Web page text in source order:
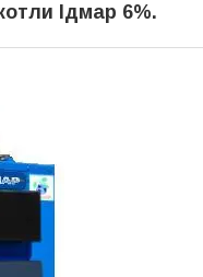
Ідмар 6%.